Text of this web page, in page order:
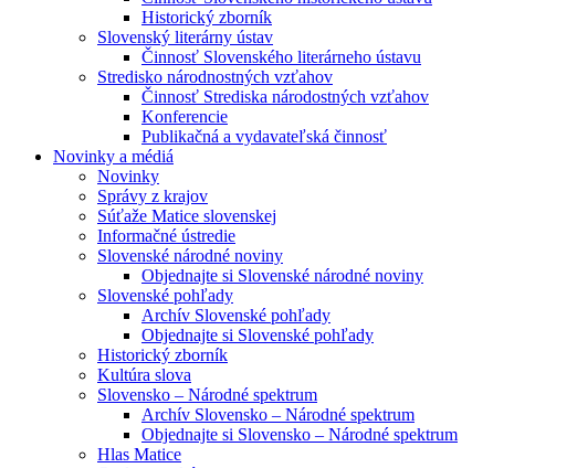
Historický zborník
Slovenský literárny ústav
Činnosť Slovenského literárneho ústavu
Stredisko národnostných vzťahov
Činnosť Strediska národostných vzťahov
Konferencie
Publikačná a vydavateľská činnosť
Novinky a médiá
Novinky
Správy z krajov
Súťaže Matice slovenskej
Informačné ústredie
Slovenské národné noviny
Objednajte si Slovenské národné noviny
Slovenské pohľady
Archív Slovenské pohľady
Objednajte si Slovenské pohľady
Historický zborník
Kultúra slova
Slovensko – Národné spektrum
Archív Slovensko – Národné spektrum
Objednajte si Slovensko – Národné spektrum
Hlas Matice